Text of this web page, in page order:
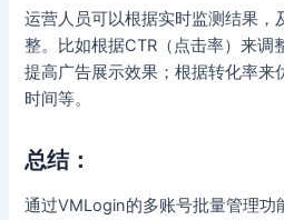
运营人员可以根据实时监测结果，
整。比如根据CTR（点击率）来调
提高广告展示效果；根据转化率来
时间等。
总结：
通过VMLogin的多账号批量管理功